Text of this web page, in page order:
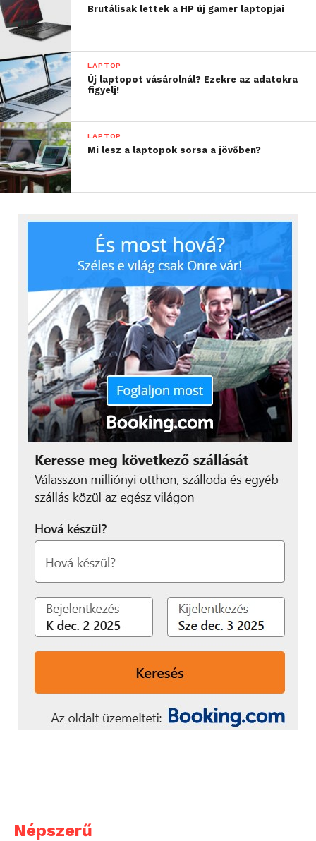
Brutálisak lettek a HP új gamer laptopjai
LAPTOP
Új laptopot vásárolnál? Ezekre az adatokra
figyelj!
LAPTOP
Mi lesz a laptopok sorsa a jövőben?
Népszerű